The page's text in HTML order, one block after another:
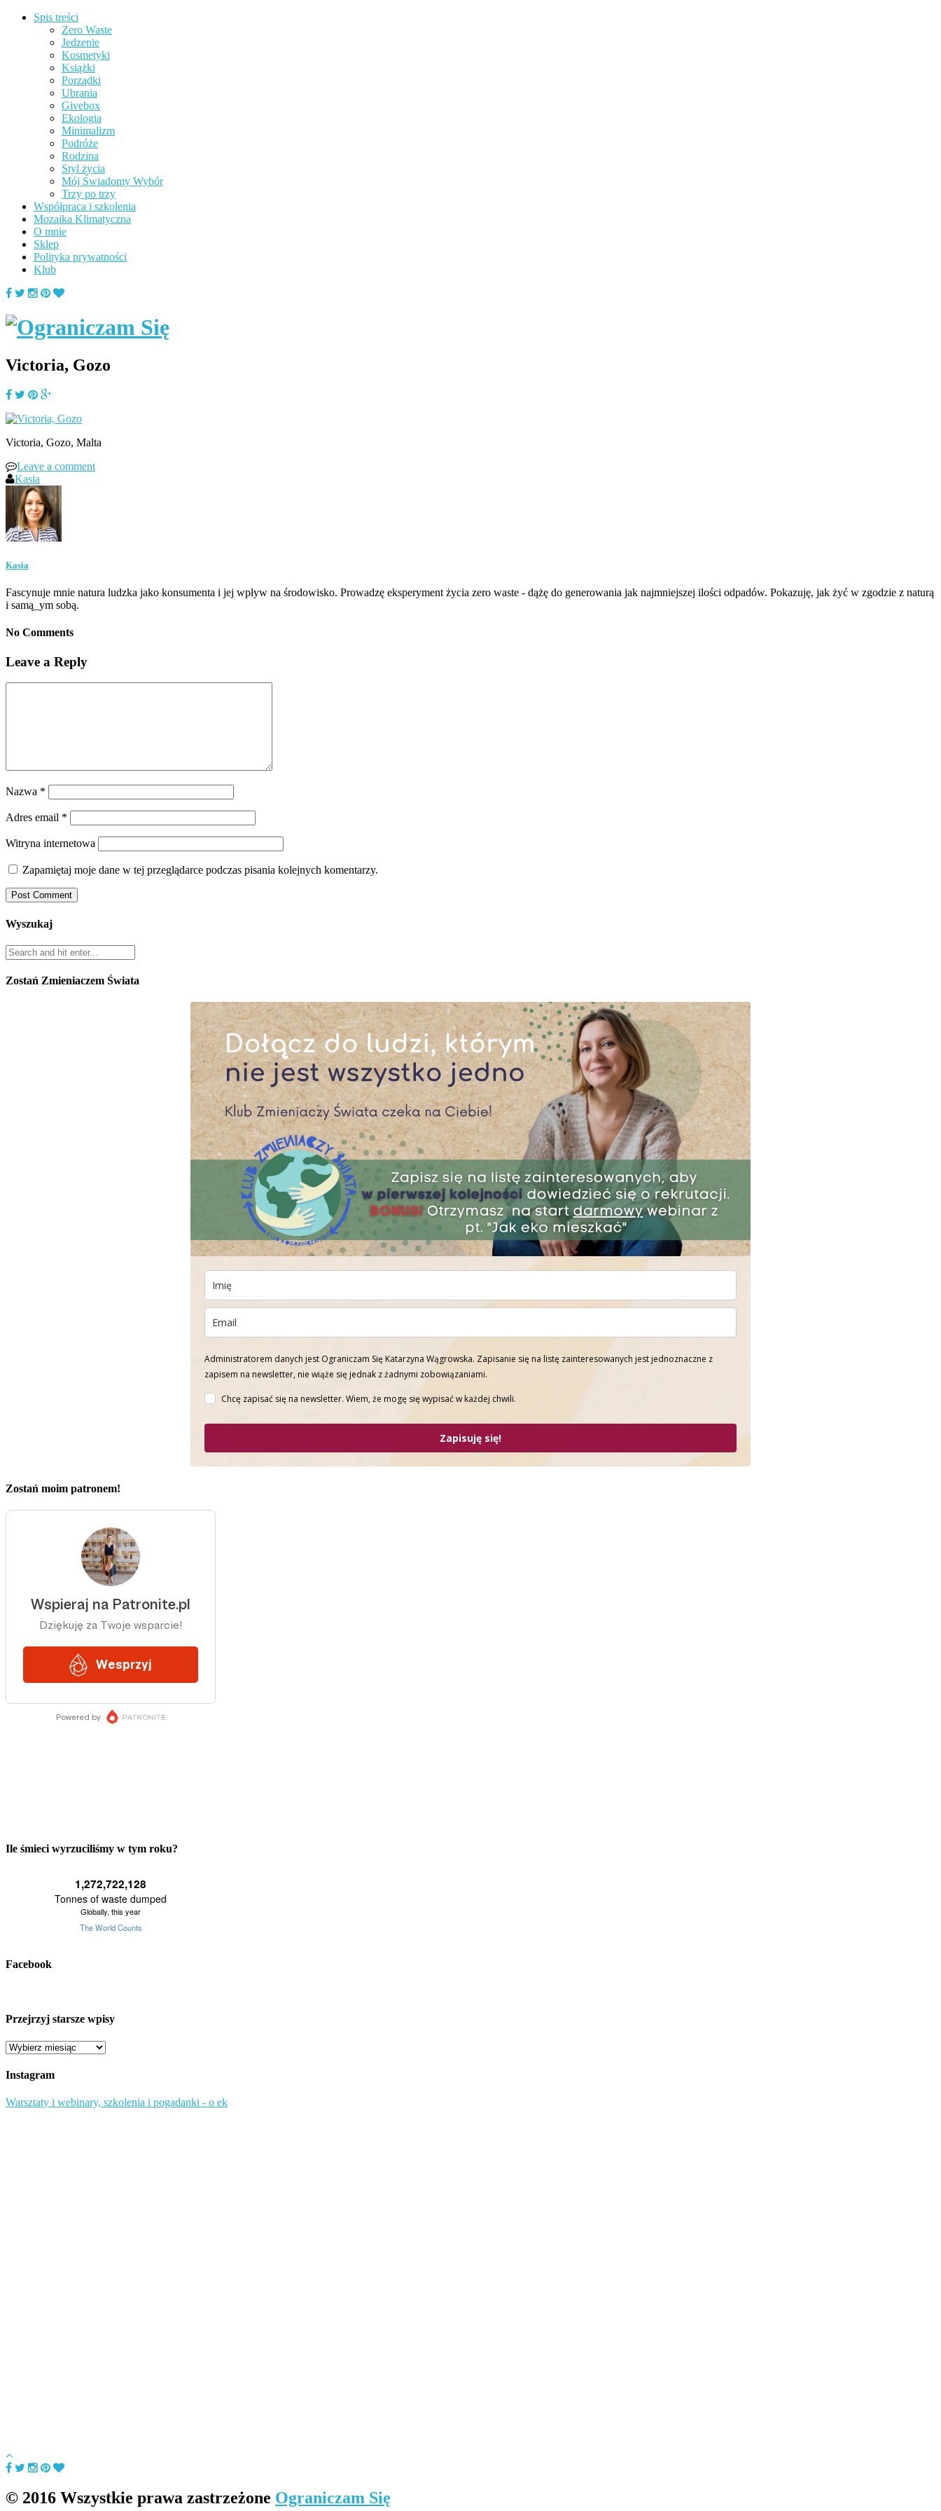
Spis treści
Zero Waste
Jedzenie
Kosmetyki
Książki
Porządki
Ubrania
Givebox
Ekologia
Minimalizm
Podróże
Rodzina
Styl życia
Mój Świadomy Wybór
Trzy po trzy
Współpraca i szkolenia
Mozaika Klimatyczna
O mnie
Sklep
Polityka prywatności
Klub
Victoria, Gozo
Victoria, Gozo, Malta
Leave a comment
Kasia
Kasia
Fascynuje mnie natura ludzka jako konsumenta i jej wpływ na środowisko. Prowadzę eksperyment życia zero waste - dążę do generowania jak najmniejszej ilości odpadów. Pokazuję, jak żyć w zgodzie z naturą
i samą_ym sobą.
No Comments
Leave a Reply
Nazwa *
Adres email *
Witryna internetowa
Zapamiętaj moje dane w tej przeglądarce podczas pisania kolejnych komentarzy.
Wyszukaj
Zostań Zmieniaczem Świata
Administratorem danych jest Ograniczam Się Katarzyna Wągrowska. Zapisanie się na listę zainteresowanych jest jednoznaczne z
zapisem na newsletter, nie wiąże się jednak z żadnymi zobowiązaniami.
Chcę zapisać się na newsletter. Wiem, że mogę się wypisać w każdej chwili.
Zapisuję się!
Zostań moim patronem!
Ile śmieci wyrzuciliśmy w tym roku?
Facebook
Przejrzyj starsze wpisy
Przejrzyj
wpisy
Instagram
Warsztaty i webinary, szkolenia i pogadanki - o ek
© 2016 Wszystkie prawa zastrzeżone Ograniczam Się